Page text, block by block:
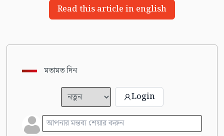
Read this article in english
মতামত দিন
Login